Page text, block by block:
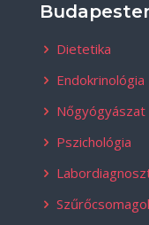
Dietetika
Endokrinológia
Nőgyógyászat
Pszichológia